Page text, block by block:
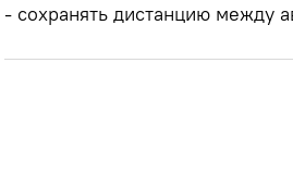
- сохранять дистанцию между